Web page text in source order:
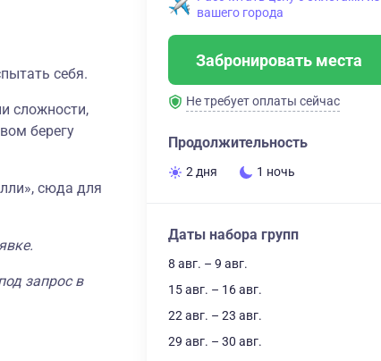
себя.
сложности,
берегу
сюда для
запрос в
вашего города
Забронировать места
Не требует оплаты сейчас
Продолжительность
2 дня 1 ночь
Даты набора групп
8 авг. – 9 авг.
15 авг. – 16 авг.
22 авг. – 23 авг.
29 авг. – 30 авг.